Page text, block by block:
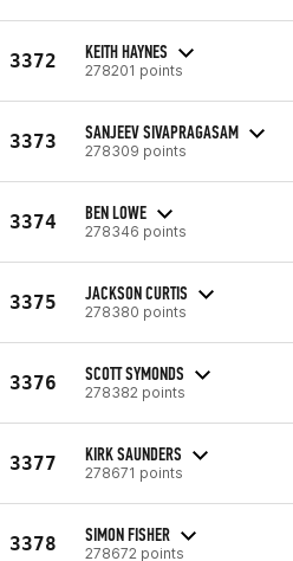
3372 KEITH HAYNES
278201 points
3373 SANJEEV SIVAPRAGASAM
278309 points
3374 BEN LOWE
278346 points
3375 JACKSON CURTIS
278380 points
3376 SCOTT SYMONDS
278382 points
3377 KIRK SAUNDERS
278671 points
3378 SIMON FISHER
278672 points